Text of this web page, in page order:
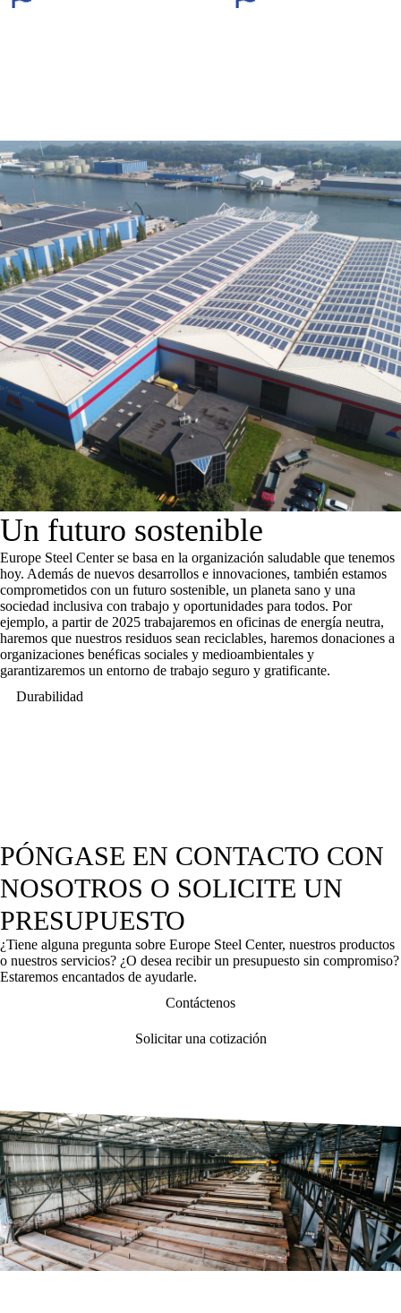
Un futuro sostenible
Europe Steel Center se basa en la organización saludable que tenemos
hoy. Además de nuevos desarrollos e innovaciones, también estamos
comprometidos con un futuro sostenible, un planeta sano y una
sociedad inclusiva con trabajo y oportunidades para todos. Por
ejemplo, a partir de 2025 trabajaremos en oficinas de energía neutra,
haremos que nuestros residuos sean reciclables, haremos donaciones a
organizaciones benéficas sociales y medioambientales y
garantizaremos un entorno de trabajo seguro y gratificante.
Durabilidad
PÓNGASE EN CONTACTO CON
NOSOTROS O SOLICITE UN
PRESUPUESTO
¿Tiene alguna pregunta sobre Europe Steel Center, nuestros productos
o nuestros servicios? ¿O desea recibir un presupuesto sin compromiso?
Estaremos encantados de ayudarle.
Contáctenos
Solicitar una cotización